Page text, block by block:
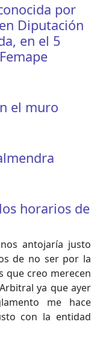
por
Diputación
en el 5
el muro
horarios de
antojaría justo
de no ser por la
que creo merecen
ya que ayer
me hace
con la entidad